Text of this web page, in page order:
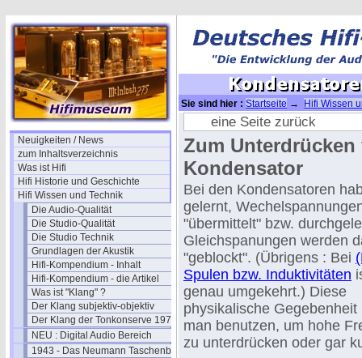
Neuigkeiten / News
zum Inhaltsverzeichnis
Was ist Hifi
Hifi Historie und Geschichte
Hifi Wissen und Technik
Die Audio-Qualität
Die Studio-Qualität
Die Studio Technik
Grundlagen der Akustik
Hifi-Kompendium - Inhalt
Hifi-Kompendium - die Artikel
Was ist "Klang" ?
Der Klang subjektiv-objektiv
Der Klang der Tonkonserve 1979
NEU : Digital Audio Bereich
1943 - Das Neumann Taschenbuch
Sie sind hier : Startseite →
Hifi Wissen
Wissen IIIeine Seite zurück
Zum
Kondensator
Bei den Kondensatoren
gelernt,
"übermittelt" bzw.
Gleichspanungen werden
"geblockt". (Übrigens : Bei
Spulen bzw. Induktivitäten
genau umgekehrt.) Diese
physikalische Gegebenheit
man benutzen, um hohe
zu unterdrücken oder gar